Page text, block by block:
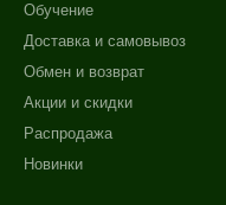
Обучение
Доставка и самовывоз
Обмен и возврат
Акции и скидки
Распродажа
Новинки